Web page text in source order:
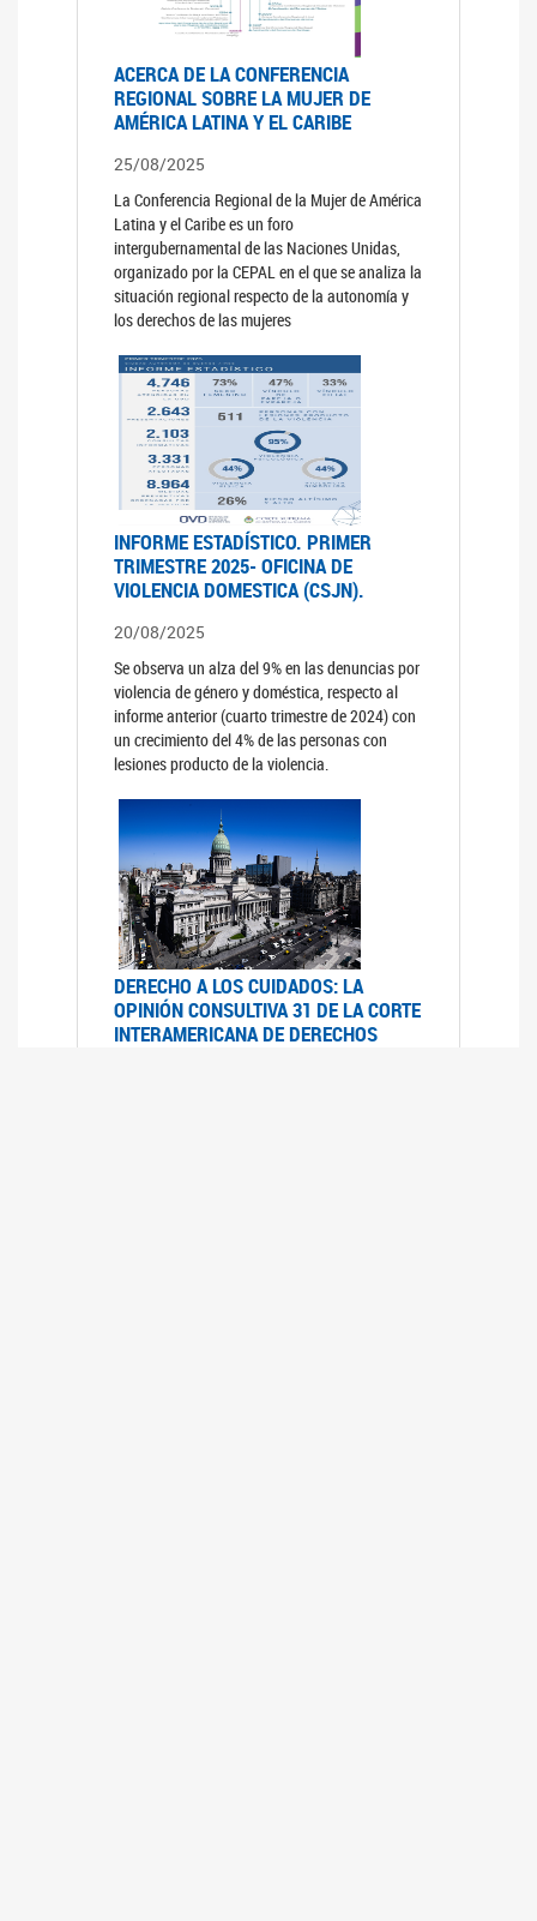
ACERCA DE LA CONFERENCIA
REGIONAL SOBRE LA MUJER DE
AMÉRICA LATINA Y EL CARIBE
25/08/2025
La Conferencia Regional de la Mujer de América
Latina y el Caribe es un foro
intergubernamental de las Naciones Unidas,
organizado por la CEPAL en el que se analiza la
situación regional respecto de la autonomía y
los derechos de las mujeres
INFORME ESTADÍSTICO. PRIMER
TRIMESTRE 2025- OFICINA DE
VIOLENCIA DOMESTICA (CSJN).
20/08/2025
Se observa un alza del 9% en las denuncias por
violencia de género y doméstica, respecto al
informe anterior (cuarto trimestre de 2024) con
un crecimiento del 4% de las personas con
lesiones producto de la violencia.
DERECHO A LOS CUIDADOS: LA
OPINIÓN CONSULTIVA 31 DE LA CORTE
INTERAMERICANA DE DERECHOS